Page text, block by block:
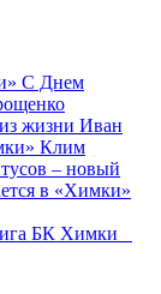
С Днем
жизни Иван
Клим
– новый
в «Химки»
БК Химки